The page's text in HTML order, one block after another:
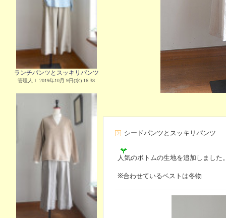
ランチパンツとスッキリパンツ
管理人Ｉ 2019年10月 9日(水) 16:38
シードパンツとスッキリパンツ
人気のボトムの生地を追加しました
※合わせているベストは冬物